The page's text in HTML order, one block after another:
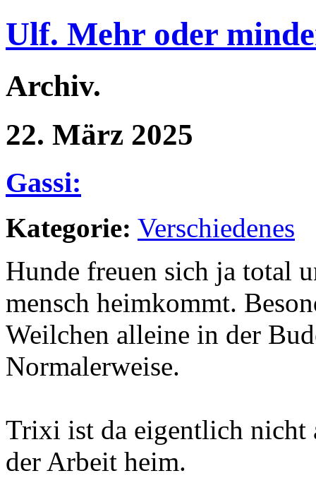
Ulf. Mehr oder
Archiv.
22. März 2025
Gassi:
Kategorie: Verschiedenes
Hunde freuen sich ja total
mensch heimkommt.
Weilchen alleine in der
Normalerweise.
Trixi ist da eigentlich nicht
der Arbeit heim.